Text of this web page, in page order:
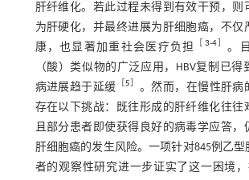
肝纤维化。若此过程未得到有效干预，则
为肝硬化，并最终进展为肝细胞癌，不仅
康，也显著加重社会医疗负担
［ 3-4］ 。
（酸）类似物的广泛应用，HBV复制已得
病进展趋于延缓 ［5］ 。然而，在慢性肝病
存在以下挑战：既往形成的肝纤维化往往
且部分患者即使获得良好的病毒学应答，
肝细胞癌的发生风险。一项针对845例乙型
者的观察性研究进一步证实了这一困境